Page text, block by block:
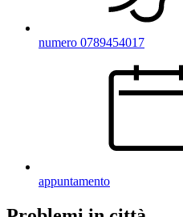
numero 0789454017
appuntamento